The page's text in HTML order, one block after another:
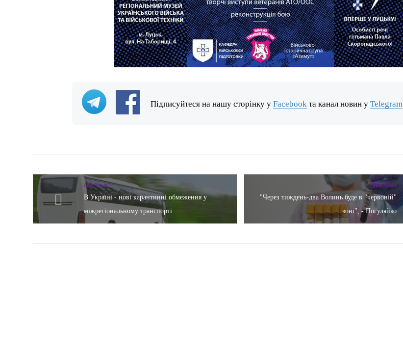
Підписуйтеся на нашу сторінку уFacebook та канал новин уTelegram
Hot News
В Україні - нові карантинні обмеження у
міжрегіональному транспорті
Hot News
"Через тиждень-два Волинь буде в "червоній"
зоні", - Погуляйко